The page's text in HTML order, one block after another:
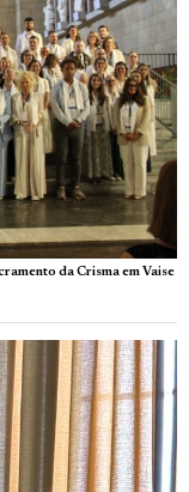
da Crisma em Vaise